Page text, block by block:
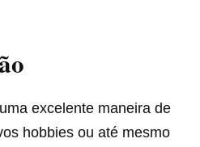
excelente maneira de
hobbies ou até mesmo